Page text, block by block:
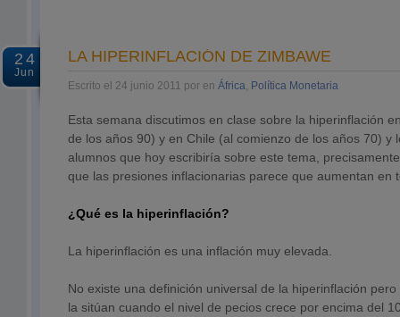
24
Jun
LA HIPERINFLACIÓN DE ZIMBAWE
Escrito el 24 junio 2011 por en África, Política Monetaria
Esta semana discutimos en clase sobre la hiperinflación
de los años 90) y en Chile (al comienzo de los años 70) y
alumnos que hoy escribiría sobre este tema,
que las presiones inflacionarias parece que aumentan en
¿Qué es la hiperinflación?
La hiperinflación es una inflación muy elevada.
No existe una definición universal de la hiperinflación
la sitúan cuando el nivel de pecios crece por encima del